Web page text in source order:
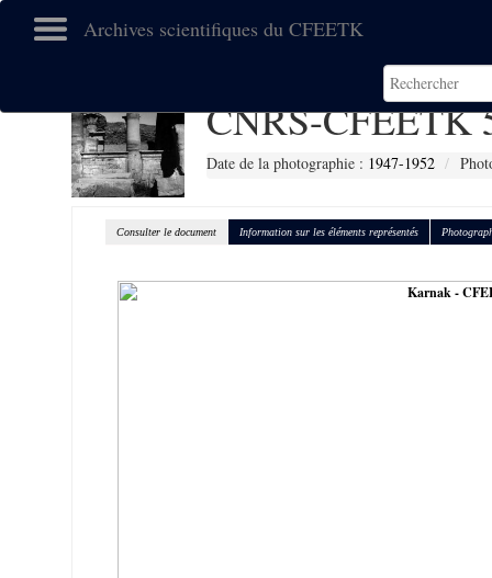
Archives scientifiques du CFEETK
CNRS-CFEETK
Date de la photographie : 1947-1952
Consulter le document Information sur les éléments représentés